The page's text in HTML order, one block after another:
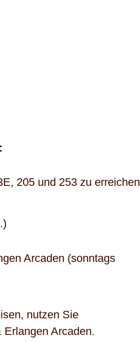
205 und 253 zu erreichen
Arcaden (sonntags
nutzen Sie
Arcaden.